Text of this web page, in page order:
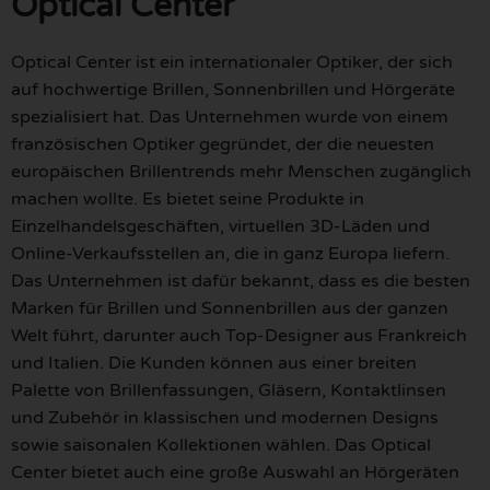
Optical Center ist ein internationaler Optiker, der sich
auf hochwertige Brillen, Sonnenbrillen und Hörgeräte
spezialisiert hat. Das Unternehmen wurde von einem
französischen Optiker gegründet, der die neuesten
europäischen Brillentrends mehr Menschen zugänglich
machen wollte. Es bietet seine Produkte in
Einzelhandelsgeschäften, virtuellen 3D-Läden und
Online-Verkaufsstellen an, die in ganz Europa liefern.
Das Unternehmen ist dafür bekannt, dass es die besten
Marken für Brillen und Sonnenbrillen aus der ganzen
Welt führt, darunter auch Top-Designer aus Frankreich
und Italien. Die Kunden können aus einer breiten
Palette von Brillenfassungen, Gläsern, Kontaktlinsen
und Zubehör in klassischen und modernen Designs
sowie saisonalen Kollektionen wählen. Das Optical
Center bietet auch eine große Auswahl an Hörgeräten